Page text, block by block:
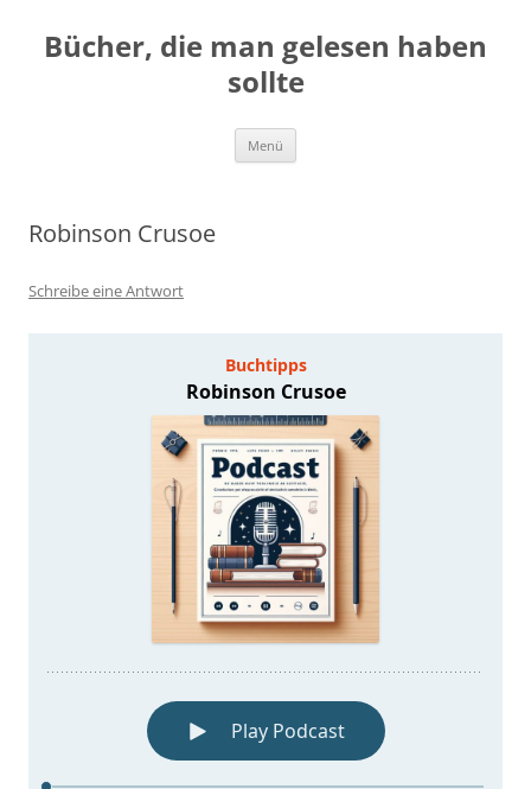
springen
Bücher, die man gelesen haben
sollte
Menü
Robinson Crusoe
Schreibe eine Antwort